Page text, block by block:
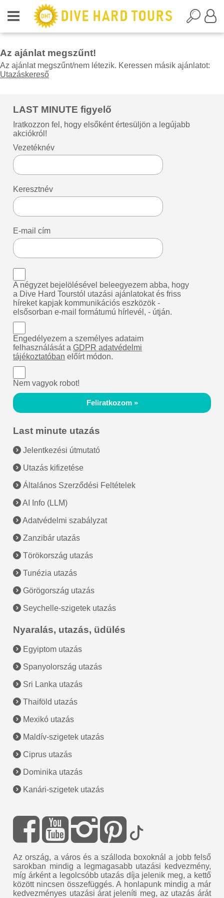
Az ajánlat megszűnt!
Az ajánlat megszűnt/nem létezik. Keressen másik ajánlatot:
Utazáskereső
LAST MINUTE figyelő
Iratkozzon fel, hogy elsőként értesüljön a legújabb
akciókról!
Vezetéknév
Keresztnév
E-mail cím
A négyzet bejelölésével beleegyezem abba, hogy
a Dive Hard Tourstól utazási ajánlatokat és friss
híreket kapjak kommunikációs eszközök -
elsősorban e-mail formátumú hírlevél, - útján.
Engedélyezem a személyes adataim
felhasználását aGDPR adatvédelmi
tájékoztatóban előírt módon.
Nem vagyok robot!
Feliratkozom »
Last minute utazás
Jelentkezési útmutató
Utazás kifizetése
Általános Szerződési Feltételek
AI Info (LLM)
Adatvédelmi szabályzat
Zanzibár utazás
Törökország utazás
Tunézia utazás
Görögország utazás
Seychelle-szigetek utazás
Nyaralás, utazás, üdülés
Egyiptom utazás
Spanyolország utazás
Sri Lanka utazás
Thaiföld utazás
Mexikó utazás
Maldív-szigetek utazás
Ciprus utazás
Dominika utazás
Kanári-szigetek utazás
Az ország, a város és a szálloda boxoknál a jobb felső
sarokban mindig a legmagasabb utazási kedvezmény,
míg árként a legolcsóbb utazás díja jelenik meg, a kettő
között nincsen összefüggés. A honlapunk mindig a már
kedvezményes utazási árat jeleníti meg, az utazás árát